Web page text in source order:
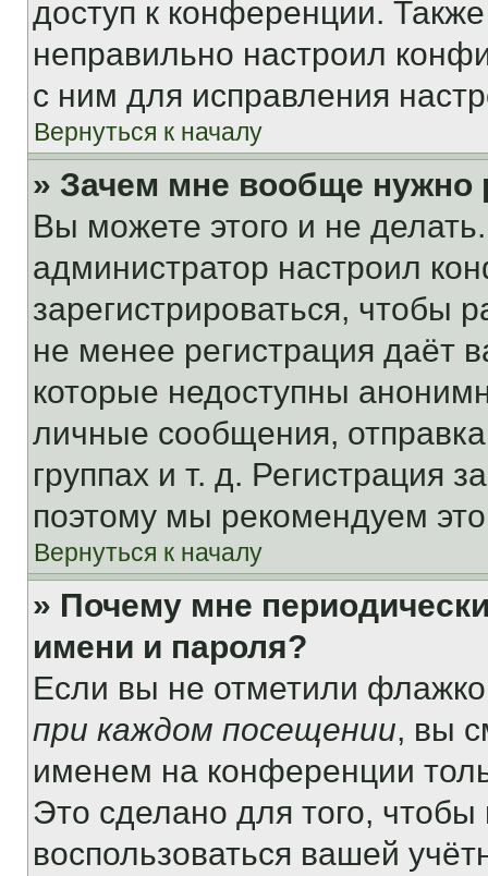
доступ к конференции.
неправильно настроил
с ним для исправления
Вернуться к началу
» Зачем мне вообще нужно
Вы можете этого и не
администратор настроил
зарегистрироваться, чтобы
не менее регистрация даёт
которые недоступны
личные сообщения,
группах и т. д. Регистрация
поэтому мы рекомендуем
Вернуться к началу
» Почему мне
имени и пароля?
Если вы не отметили
при каждом посещении, вы
именем на конференции
Это сделано для того, чтобы
воспользоваться вашей